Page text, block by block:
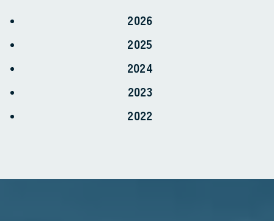
0968-57-7966
受付時間 8:30〜17:30
WEBからのお問い合わせ
2026
2025
2024
2023
2022